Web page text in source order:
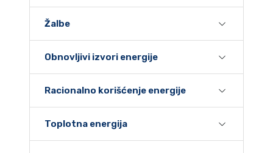
Žalbe
Obnovljivi izvori energije
Racionalno korišćenje energije
Toplotna energija